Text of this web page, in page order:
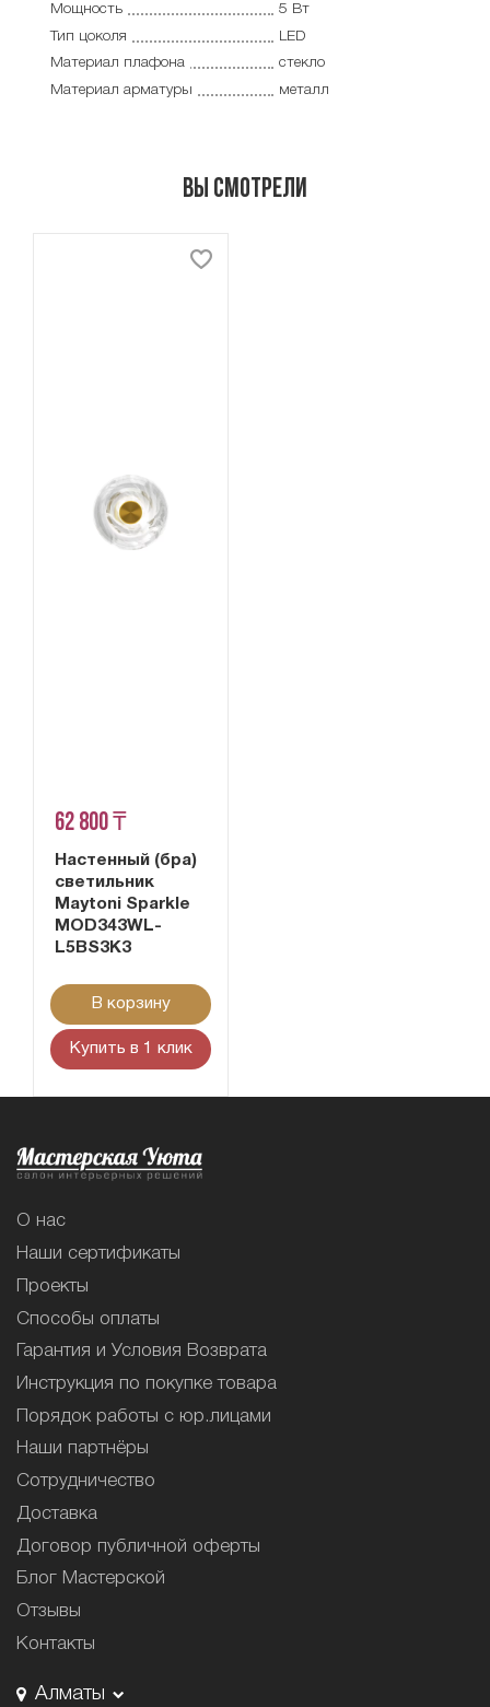
Мощность
5 Вт
Тип цоколя
LED
Материал плафона
стекло
Материал арматуры
металл
Вы смотрели
62 800 ₸
Настенный (бра)
светильник
Maytoni Sparkle
MOD343WL-
L5BS3K3
В корзину
Купить в 1 клик
О нас
Наши сертификаты
Проекты
Способы оплаты
Гарантия и Условия Возврата
Инструкция по покупке товара
Порядок работы с юр.лицами
Наши партнёры
Сотрудничество
Доставка
Договор публичной оферты
Блог Мастерской
Отзывы
Контакты
Алматы